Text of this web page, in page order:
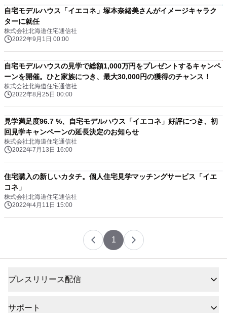
自宅モデルハウス「イエコネ」塚本奈緒美さんがイメージキャラク
ターに就任
株式会社北海道住宅通信社
2022年9月1日 00:00
自宅モデルハウスの見学で総額1,000万円をプレゼントするキャンペ
ーンを開催。ひと家族につき、最大30,000円の獲得のチャンス！
株式会社北海道住宅通信社
2022年8月25日 00:00
見学満足度96.7 %、自宅モデルハウス「イエコネ」好評につき、初
回見学キャンペーンの延長決定のお知らせ
株式会社北海道住宅通信社
2022年7月13日 16:00
住宅購入の新しいカタチ。個人住宅見学マッチングサービス「イエ
コネ」
株式会社北海道住宅通信社
2022年4月11日 15:00
1
プレスリリース配信
サポート